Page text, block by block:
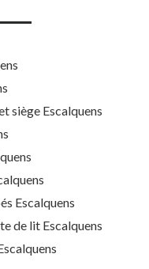
siège Escalquens
Escalquens
de lit Escalquens